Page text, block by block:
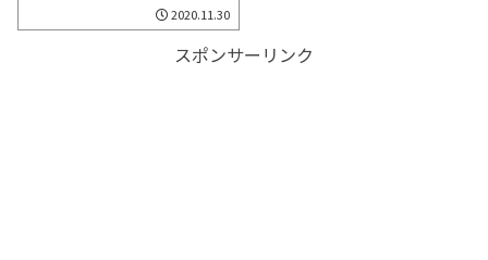
2020.11.30
スポンサーリンク